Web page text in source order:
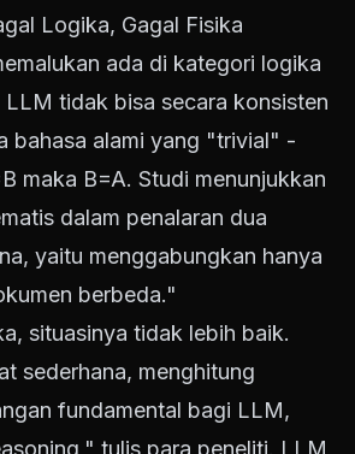
Logika, Gagal Fisika
ada di kategori logika
LLM tidak bisa secara konsisten
bahasa alami yang "trivial" -
maka B=A. Studi menunjukkan
dalam penalaran dua
yaitu menggabungkan hanya
berbeda."
situasinya tidak lebih baik.
sederhana, menghitung
fundamental bagi LLM,
tulis para peneliti. LLM